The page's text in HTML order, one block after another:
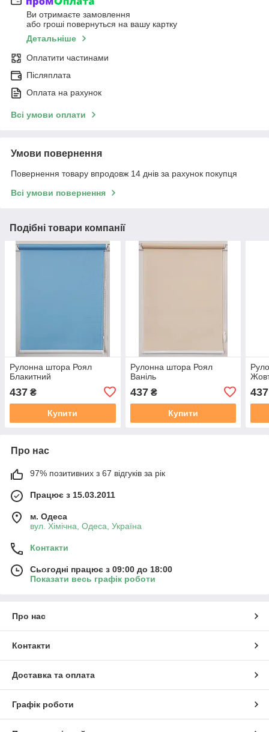
Ви отримаєте замовлення
або гроші повернуться на вашу картку
Детальніше
Оплатити частинами
Післяплата
Оплата на рахунок
Всі умови оплати
Умови повернення
Повернення товару впродовж 14 днів за рахунок покупця
Всі умови повернення
Подібні товари компанії
Рулонна штора Роял
Блакитний
437 ₴
Купити
Рулонна штора Роял
Ваніль
437₴
Купити
437
Про нас
97% позитивних з 67 відгуків за рік
Працює з 15.03.2011
м. Одеса
вул. Хiмiчна, Одеса, Україна
Контакти
Сьогодні працює з 09:00 до 18:00
Показати весь графік роботи
Про нас
Контакти
Доставка та оплата
Графік роботи